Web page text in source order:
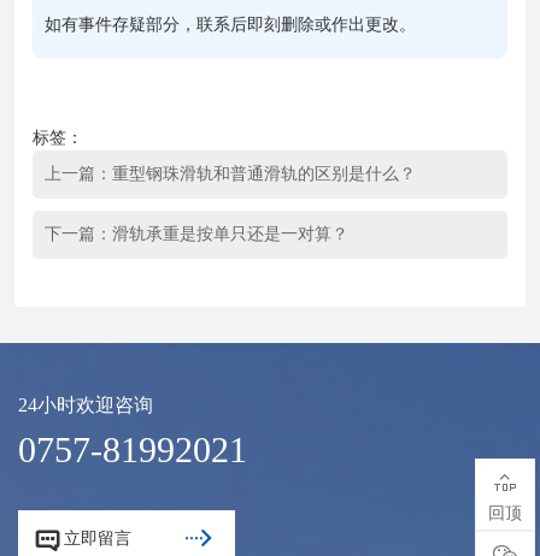
如有事件存疑部分，联系后即刻删除或作出更改。
标签：
上一篇： 重型钢珠滑轨和普通滑轨的区别是什么？
下一篇： 滑轨承重是按单只还是一对算？
24小时欢迎咨询
0757-81992021
 立即留言 

回顶